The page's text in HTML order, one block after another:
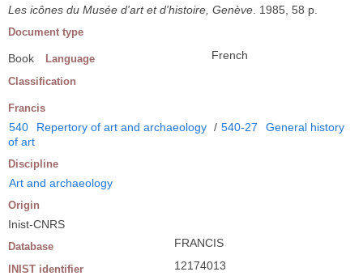
Les icônes du Musée d'art et d'histoire, Genève . 1985, 58 p.
Document type
Book Language French
Classification
Francis
540 Repertory of art and archaeology / 540-27
General history
of art
Discipline
Art and archaeology
Origin
Inist-CNRS
Database FRANCIS
INIST identifier 12174013